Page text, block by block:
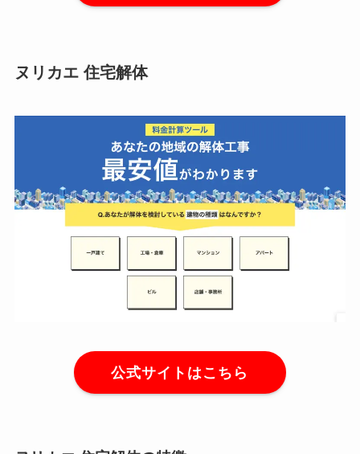
ヌリカエ 住宅解体
公式サイトはこちら